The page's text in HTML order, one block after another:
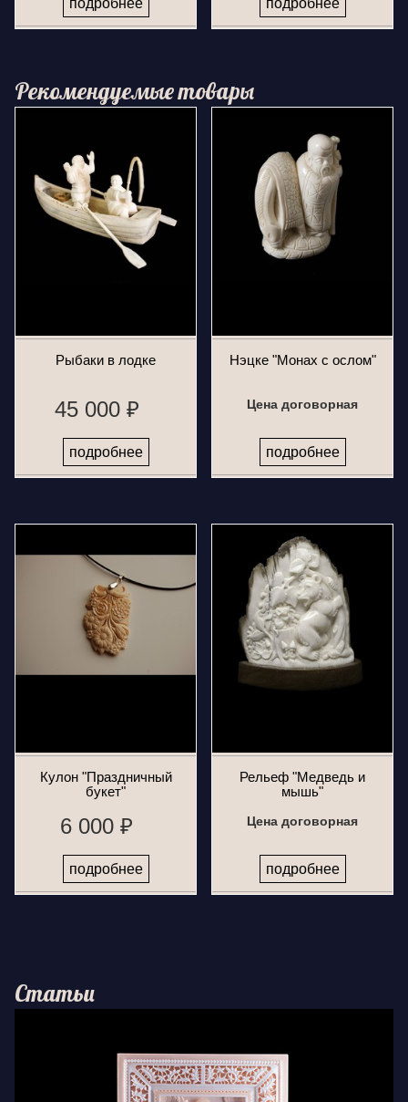
подробнее подробнее
Рекомендуемые товары
Рыбаки в лодке
45 000 ₽
подробнее
Нэцке "Монах с ослом"
Цена договорная
подробнее
Кулон "Праздничный
букет"
6 000 ₽
подробнее
Рельеф "Медведь и
мышь"
Цена договорная
подробнее
Статьи